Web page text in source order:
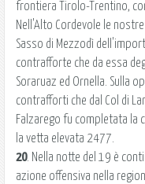
frontiera Tirolo-Trentino,
Nell'Alto Cordevole le
Sasso di Mezzodì
contrafforte che da essa
Soraruaz ed Ornella. Sulla
contrafforti che dal Col di
Falzarego fu completata la
la vetta elevata 2477.
20. Nella notte del 19 è
azione offensiva nella